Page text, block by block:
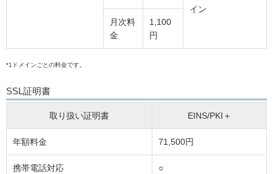
イン
月次料
金
1,100
円
*1ドメインごとの料金です。
SSL証明書
取り扱い証明書 EINS/PKI＋
年額料金 71,500円
携帯電話対応 ○